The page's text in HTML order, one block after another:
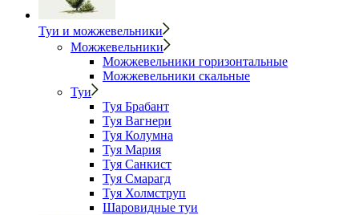
Туи и можжевельники
Можжевельники
Можжевельники горизонтальные
Можжевельники скальные
Туи
Туя Брабант
Туя Вагнери
Туя Колумна
Туя Мария
Туя Санкист
Туя Смарагд
Туя Холмструп
Шаровидные туи